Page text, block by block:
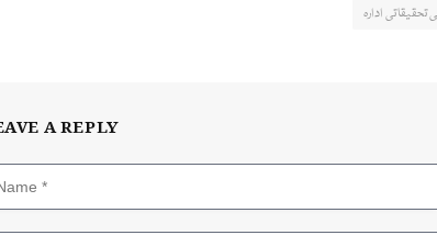
تحقیقاتی ادارہ
A REPLY